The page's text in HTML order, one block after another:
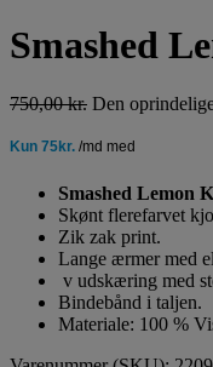
Smashed
750,00kr. Den
Smashed Lemon
Skønt flerefarvet
Zik zak print.
Lange ærmer med
v udskæring med
Bindebånd i taljen.
Materiale: 100 %